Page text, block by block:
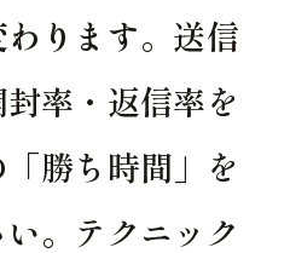
ります。送信
率・返信率を
勝ち時間」を
。テクニック